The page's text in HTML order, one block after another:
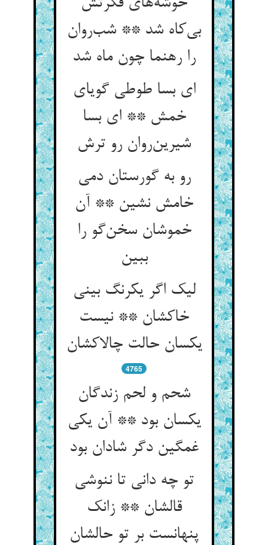
بی‌کاه شد ** شب‌روان
را رهنما چون ماه شد
ای بسا طوطی گویای
خمش ** ای بسا
شیرین‌روان رو ترش
رو به گورستان دمی
خامش نشین ** آن
خموشان سخن‌گو را
ببین
لیک اگر یکرنگ بینی
خاکشان ** نیست
یکسان حالت چالاکشان
4765
شحم و لحم زندگان
یکسان بود ** آن یکی
غمگین دگر شادان بود
تو چه دانی تا ننوشی
قالشان ** زانک
پنهانست بر تو حالشان